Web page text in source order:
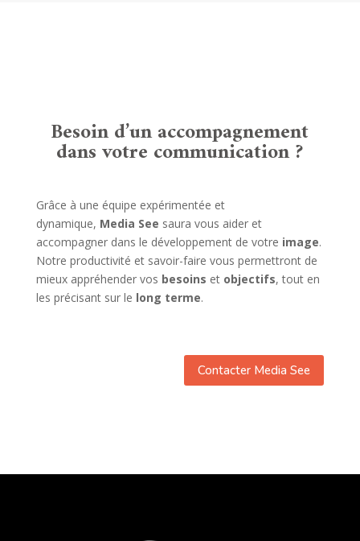
Besoin d’un accompagnement
dans votre communication ?
Grâce à une équipe expérimentée et
dynamique, Media See saura vous aider et
accompagner dans le développement de votre image.
Notre productivité et savoir-faire vous permettront de
mieux appréhender vos besoins et objectifs, tout en
les précisant sur le long terme.
Contacter Media See